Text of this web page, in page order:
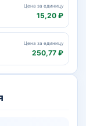
Цена за единицу
15,20 ₽
Цена за единицу
250,77 ₽